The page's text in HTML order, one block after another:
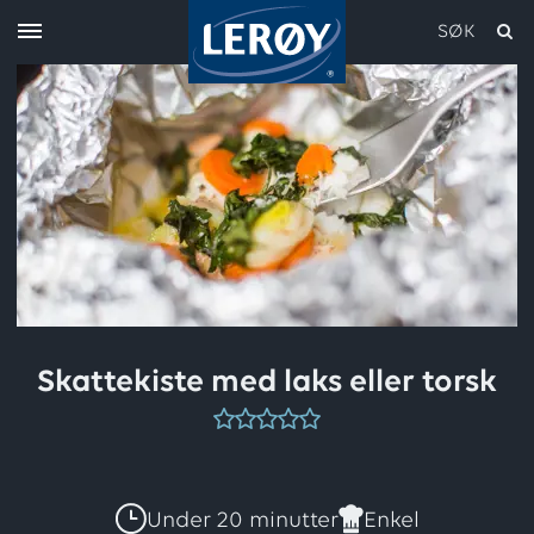
SØK
Skattekiste med laks eller torsk
Denne
har
Under 20 minutter Enkel